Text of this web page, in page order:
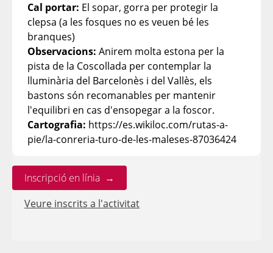
Cal portar: El sopar, gorra per protegir la
clepsa (a les fosques no es veuen bé les
branques)
Observacions: Anirem molta estona per la
pista de la Coscollada per contemplar la
lluminària del Barcelonès i del Vallès, els
bastons són recomanables per mantenir
l'equilibri en cas d'ensopegar a la foscor.
Cartografia: https://es.wikiloc.com/rutas-a-
pie/la-conreria-turo-de-les-maleses-87036424
Inscripció en línia →
Veure inscrits a l'activitat